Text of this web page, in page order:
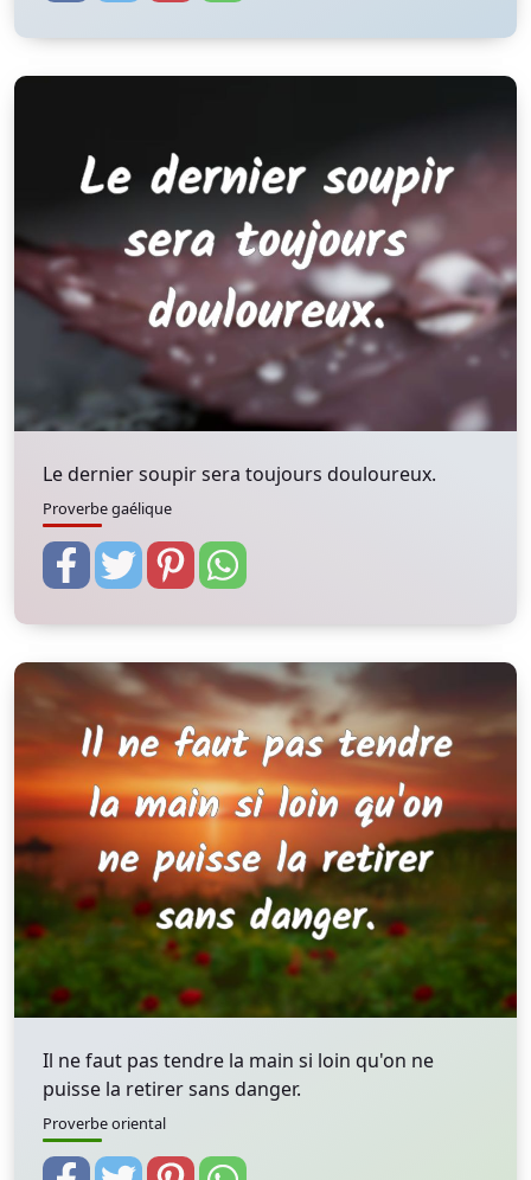
Le dernier soupir sera toujours douloureux.
Proverbe gaélique
Il ne faut pas tendre la main si loin qu'on ne
puisse la retirer sans danger.
Proverbe oriental